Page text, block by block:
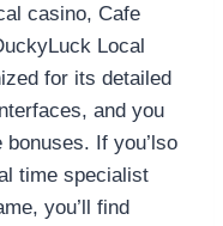
casino, Cafe
Local
for its detailed
and you
If you’lso
time specialist
you’ll find